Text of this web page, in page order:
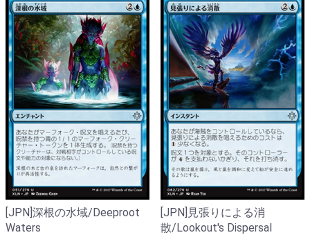
[JPN]深根の水域/Deeproot
Waters
[JPN]見張りによる消
散/Lookout's Dispersal